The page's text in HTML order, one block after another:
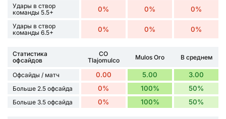
Удары в створ
команды 5.5+
0% 0% 0%
Удары в створ
команды 6.5+
0% 0% 0%
Статистика
офсайдов
CO
Tlajomulco
Mulos Oro В среднем
Офсайды / матч 0.00 5.00 3.00
Больше 2.5 офсайда 0% 100% 50%
Больше 3.5 офсайда 0% 100% 50%